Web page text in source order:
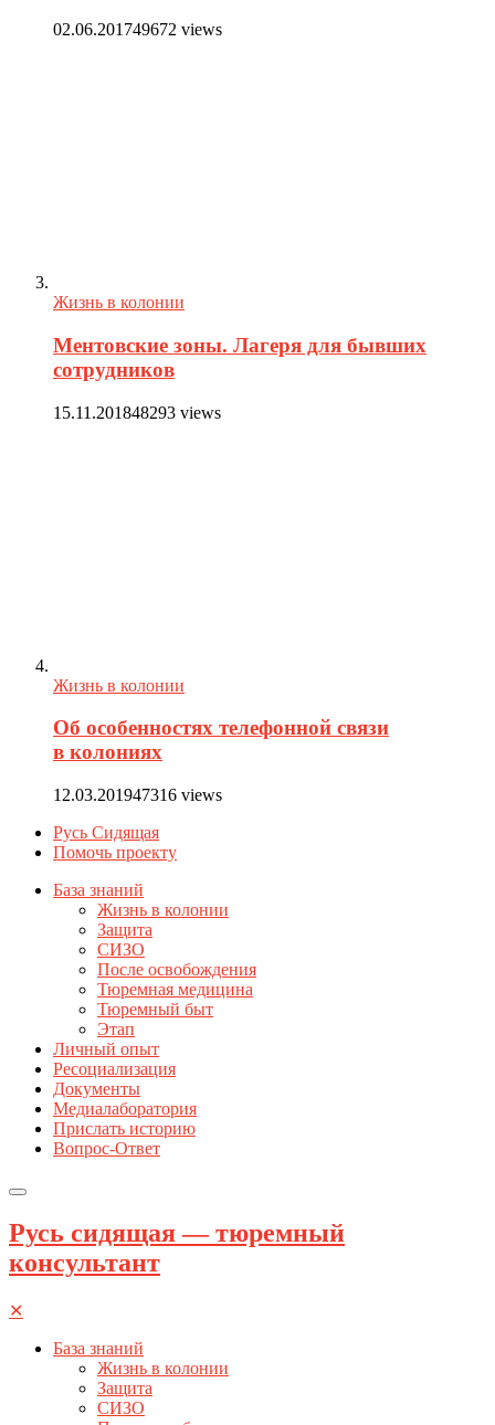
02.06.201749672 views
Жизнь в колонии
Ментовские зоны. Лагеря для бывших
сотрудников
15.11.201848293 views
Жизнь в колонии
Об особенностях телефонной связи
в колониях
12.03.201947316 views
Русь Сидящая
Помочь проекту
База знаний
Жизнь в колонии
Защита
СИЗО
После освобождения
Тюремная медицина
Тюремный быт
Этап
Личный опыт
Ресоциализация
Документы
Медиалаборатория
Прислать историю
Вопрос-Ответ
Русь сидящая — тюремный
консультант
✕
База знаний
Жизнь в колонии
Защита
СИЗО